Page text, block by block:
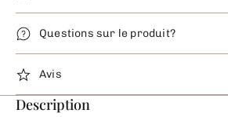
Questions sur le produit?
Avis
Description